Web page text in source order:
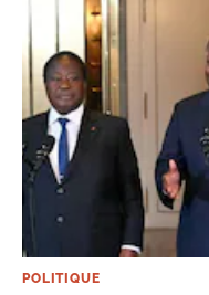
POLITIQUE